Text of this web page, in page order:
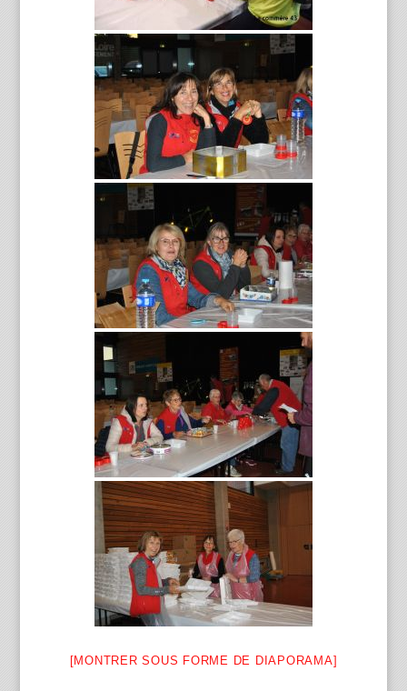
[MONTRER SOUS FORME DE DIAPORAMA]